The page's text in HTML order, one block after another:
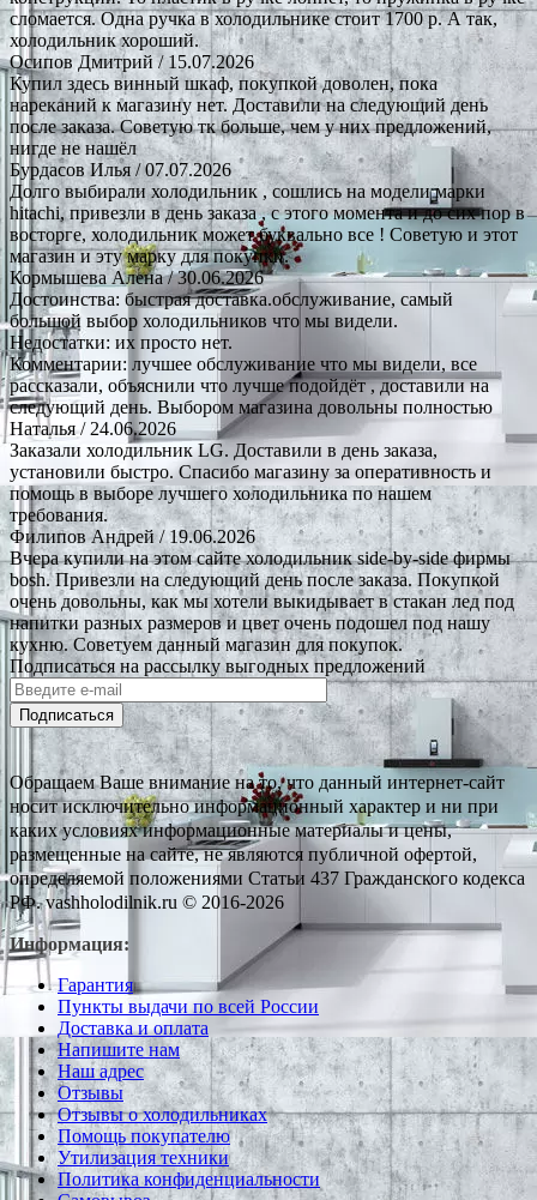
сломается. Одна ручка в холодильнике стоит 1700 р. А так,
холодильник хороший.
Осипов Дмитрий/ 15.07.2026
Купил здесь винный шкаф, покупкой доволен, пока
нареканий к магазину нет. Доставили на следующий день
после заказа. Советую тк больше, чем у них предложений,
нигде не нашёл
Бурдасов Илья/ 07.07.2026
Долго выбирали холодильник , сошлись на модели марки
hitachi, привезли в день заказа , с этого момента и до сих пор в
восторге, холодильник может буквально все ! Советую и этот
магазин и эту марку для покупки.
Кормышева Алена/ 30.06.2026
Достоинства: быстрая доставка.обслуживание, самый
большой выбор холодильников что мы видели.
Недостатки: их просто нет.
Комментарии: лучшее обслуживание что мы видели, все
рассказали, объяснили что лучше подойдёт , доставили на
следующий день. Выбором магазина довольны полностью
Наталья/ 24.06.2026
Заказали холодильник LG. Доставили в день заказа,
установили быстро. Спасибо магазину за оперативность и
помощь в выборе лучшего холодильника по нашем
требования.
Филипов Андрей/ 19.06.2026
Вчера купили на этом сайте холодильник side-by-side фирмы
bosh. Привезли на следующий день после заказа. Покупкой
очень довольны, как мы хотели выкидывает в стакан лед под
напитки разных размеров и цвет очень подошел под нашу
кухню. Советуем данный магазин для покупок.
Подписаться на рассылку выгодных предложений
Подписаться
Обращаем Ваше внимание на то, что данный интернет-сайт
носит исключительно информационный характер и ни при
каких условиях информационные материалы и цены,
размещенные на сайте, не являются публичной офертой,
определяемой положениями Статьи 437 Гражданского кодекса
РФ. vashholodilnik.ru © 2016-2026
Информация:
Гарантия
Пункты выдачи по всей России
Доставка и оплата
Напишите нам
Наш адрес
Отзывы
Отзывы о холодильниках
Помощь покупателю
Утилизация техники
Политика конфиденциальности